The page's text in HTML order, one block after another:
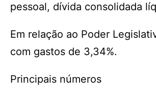
pessoal, dívida consolidada
Em relação ao Poder
com gastos de 3,34%.
Principais números